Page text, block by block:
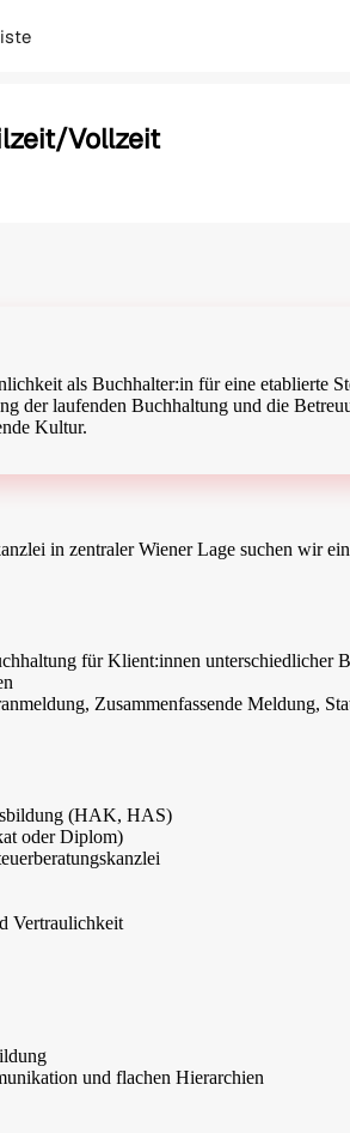
Vollzeit
als Buchhalter:in für eine etablierte
der laufenden Buchhaltung und die
Kultur.
in zentraler Wiener Lage suchen wir
für Klient:innen unterschiedlicher
Zusammenfassende Meldung,
(HAK, HAS)
oder Diplom)
Vertraulichkeit
und flachen Hierarchien